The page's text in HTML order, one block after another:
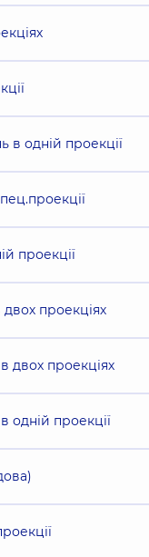
в одній проекції
проекції
проекціях
двох проекціях
одній проекції